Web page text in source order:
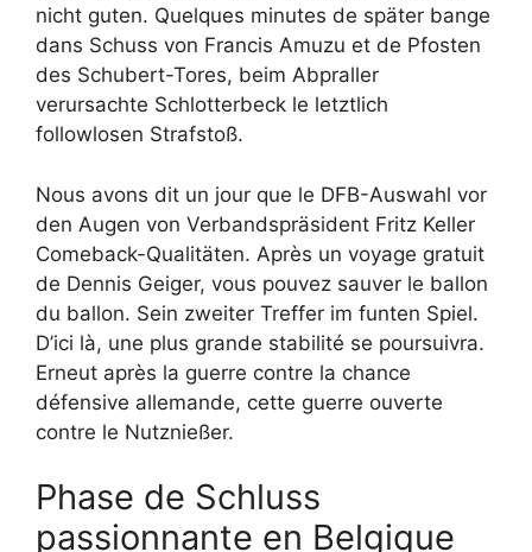
nicht guten. Quelques minutes de später bange
dans Schuss von Francis Amuzu et de Pfosten
des Schubert-Tores, beim Abpraller
verursachte Schlotterbeck le letztlich
followlosen Strafstoß.
Nous avons dit un jour que le DFB-Auswahl vor
den Augen von Verbandspräsident Fritz Keller
Comeback-Qualitäten. Après un voyage gratuit
de Dennis Geiger, vous pouvez sauver le ballon
du ballon. Sein zweiter Treffer im funten Spiel.
D’ici là, une plus grande stabilité se poursuivra.
Erneut après la guerre contre la chance
défensive allemande, cette guerre ouverte
contre le Nutznießer.
Phase de Schluss
passionnante en Belgique